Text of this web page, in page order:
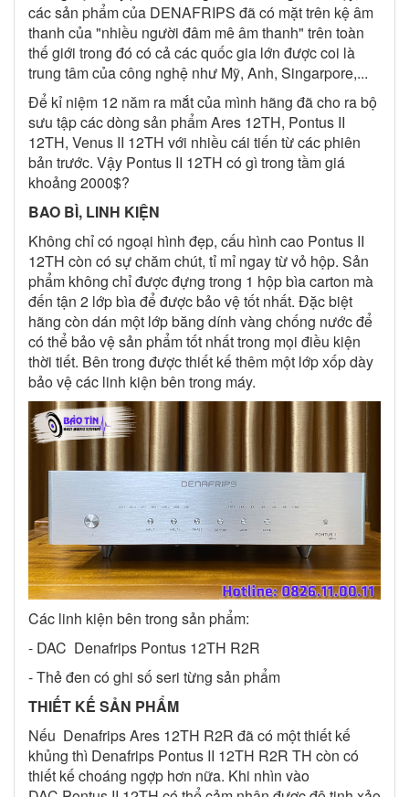
các sản phẩm của DENAFRIPS đã có mặt trên kệ âm
thanh của "nhiều người đâm mê âm thanh" trên toàn
thế giới trong đó có cả các quốc gia lớn được coi là
trung tâm của công nghệ như Mỹ, Anh, Singarpore,...
Để kỉ niệm 12 năm ra mắt của mình hãng đã cho ra bộ
sưu tập các dòng sản phẩm Ares 12TH, Pontus II
12TH, Venus II 12TH với nhiều cái tiến từ các phiên
bản trước. Vậy Pontus II 12TH có gì trong tầm giá
khoảng 2000$?
BAO BÌ, LINH KIỆN
Không chỉ có ngoại hình đẹp, cấu hình cao Pontus II
12TH còn có sự chăm chút, tỉ mỉ ngay từ vỏ hộp. Sản
phẩm không chỉ được đựng trong 1 hộp bìa carton mà
đến tận 2 lớp bìa để được bảo vệ tốt nhất. Đặc biệt
hãng còn dán một lớp băng dính vàng chống nước để
có thể bảo vệ sản phẩm tốt nhất trong mọi điều kiện
thời tiết. Bên trong được thiết kế thêm một lớp xốp dày
bảo vệ các linh kiện bên trong máy.
Các linh kiện bên trong sản phẩm:
- DAC Denafrips Pontus 12TH R2R
- Thẻ đen có ghi số seri từng sản phẩm
THIẾT KẾ SẢN PHẨM
Nếu Denafrips Ares 12TH R2R đã có một thiết kế
khủng thì Denafrips Pontus II 12TH R2R TH còn có
thiết kế choáng ngợp hơn nữa. Khi nhìn vào